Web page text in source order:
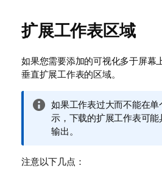
扩展工作表区域
如果您需要添加的可视化多于屏幕
垂直扩展工作表的区域。
信
息
注
如果工作表过大而不能在单
示，下载的扩展工作表可
输出。
注意以下几点：